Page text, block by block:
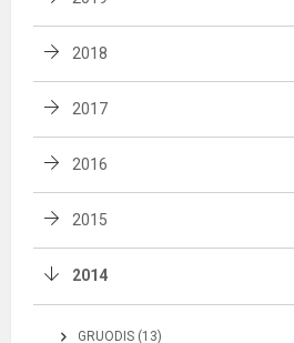
2018
2017
2016
2015
2014
GRUODIS (13)